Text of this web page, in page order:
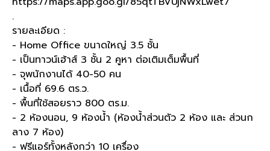
.
รายละเอียด :
- Home Office ขนาดใหญ่ 3.5 ชั้น
- เป็นทาวน์เฮ้าส์ 3 ชั้น 2 คูหา ต่อเติมเต็มพื้นที่
- จุพนักงานได้ 40-50 คน
- เนื้อที่ 69.6 ตร.ว.
- พื้นที่ใช้สอยราว 800 ตร.ม.
- 2 ห้องนอน, 9 ห้องน้ำ (ห้องน้ำส่วนตัว 2 ห้อง และ ส่วนก
ลาง 7 ห้อง)
- ฟรีแอร์ทั้งหลังกว่า 10 เครื่อง